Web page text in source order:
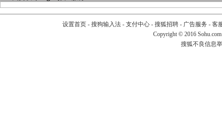
设置首页- 搜狗输入法- 支付中心- 搜狐招聘- 广告服务 - 客
Copyright © 2016
搜狐不良信息